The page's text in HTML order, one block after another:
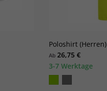
Poloshirt (Herren)
Ab 26,75 €
3-7 Werktage